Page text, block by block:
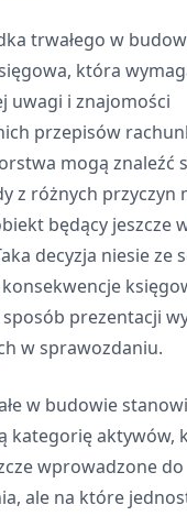
trwałego w
która
uwagi i znajomości
przepisów
mogą znaleźć
z różnych przyczyn
będący jeszcze
decyzja niesie ze
sposób prezentacji
w sprawozdaniu.
w budowie
kategorię aktywów,
wprowadzone do
ale na które